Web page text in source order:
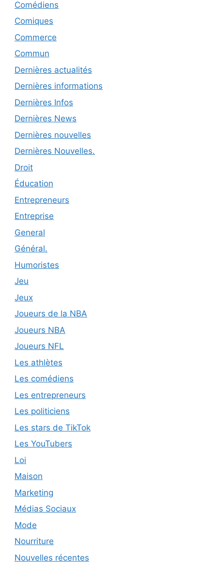
Comédiens
Comiques
Commerce
Commun
Dernières actualités
Dernières informations
Dernières Infos
Dernières News
Dernières nouvelles
Dernières Nouvelles.
Droit
Éducation
Entrepreneurs
Entreprise
General
Général.
Humoristes
Jeu
Jeux
Joueurs de la NBA
Joueurs NBA
Joueurs NFL
Les athlètes
Les comédiens
Les entrepreneurs
Les politiciens
Les stars de TikTok
Les YouTubers
Loi
Maison
Marketing
Médias Sociaux
Mode
Nourriture
Nouvelles récentes